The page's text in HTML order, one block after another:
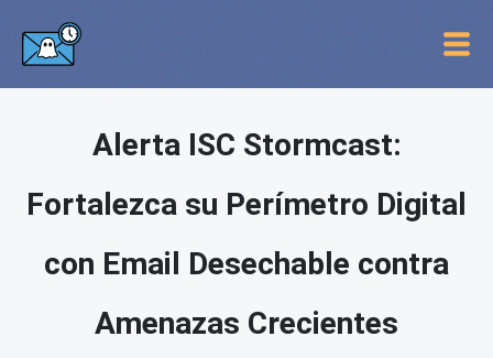
Alerta ISC Stormcast:
Fortalezca su Perímetro Digital
con Email Desechable contra
Amenazas Crecientes